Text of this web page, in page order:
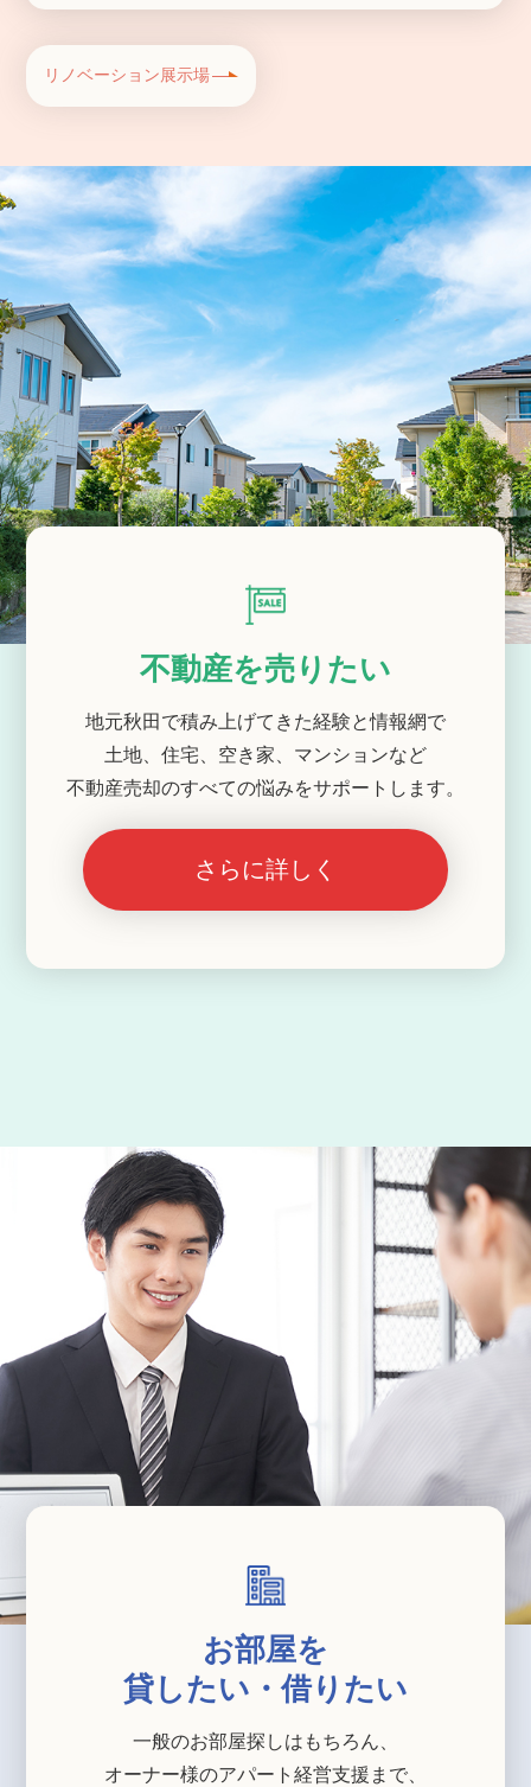
リノベーション展示場
不動産を売りたい
地元秋田で積み上げてきた経験と情報網で
土地、住宅、空き家、マンションなど
不動産売却のすべての悩みをサポートします。
さらに詳しく
お部屋を
貸したい・借りたい
一般のお部屋探しはもちろん、
オーナー様のアパート経営支援まで、